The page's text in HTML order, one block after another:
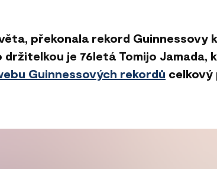
překonala rekord Guinnessovy
držitelkou je 76letá Tomijo Jamada,
Guinnessových rekordů celkový